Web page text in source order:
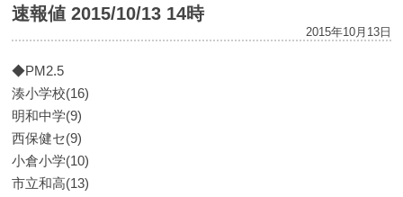
速報値 2015/10/13 14時
2015年10月13日
◆PM2.5
湊小学校(16)
明和中学(9)
西保健セ(9)
小倉小学(10)
市立和高(13)